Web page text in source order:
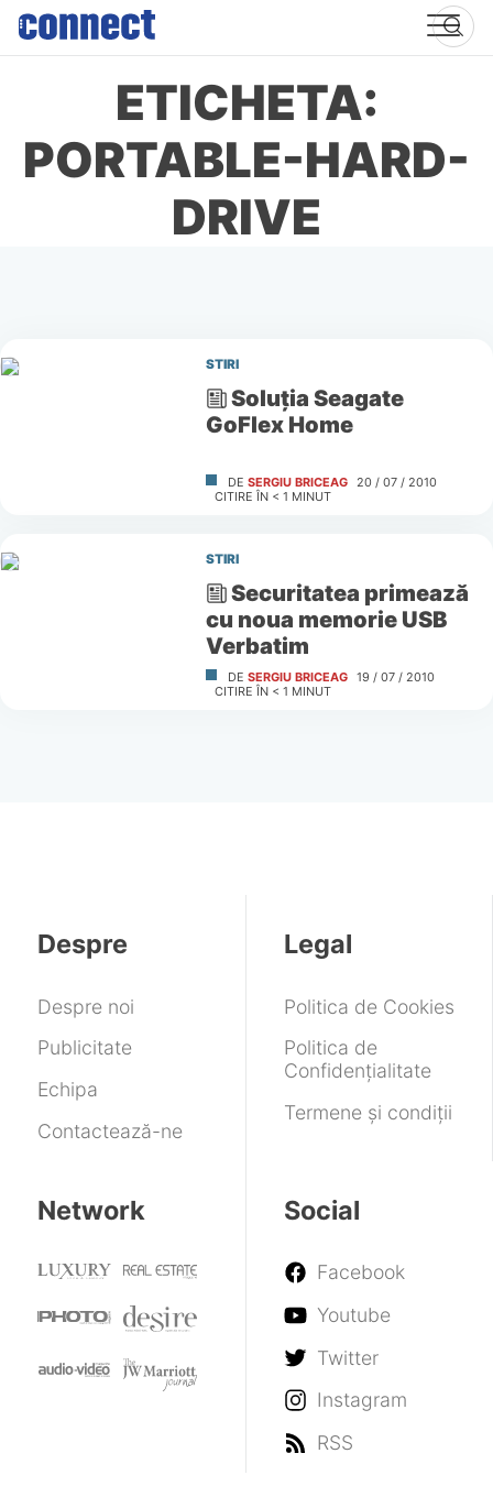
Skip
content
ETICHETA:
PORTABLE-HARD-
DRIVE
STIRI
Soluţia Seagate
GoFlex Home
DE SERGIU BRICEAG 20 / 07 / 2010
CITIRE ÎN < 1 MINUT
STIRI
Securitatea primează
cu noua memorie USB
Verbatim
DE SERGIU BRICEAG 19 / 07 / 2010
CITIRE ÎN < 1 MINUT
Despre
Despre noi
Publicitate
Echipa
Contactează-ne
Legal
Politica de Cookies
Politica de
Confidențialitate
Termene și condiții
Network Social
Facebook
Youtube
Twitter
Instagram
RSS